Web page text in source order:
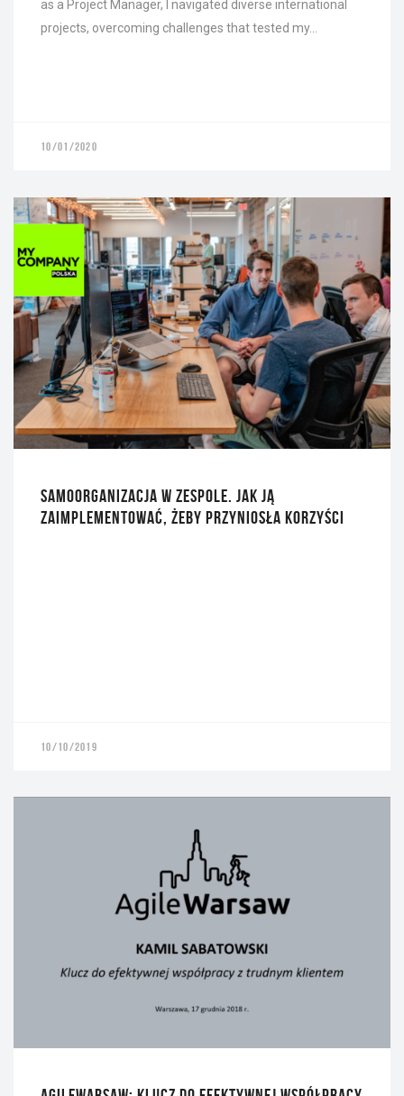
as a Project Manager, I navigated diverse international
projects, overcoming challenges that tested my…
10/01/2020
SAMOORGANIZACJA W ZESPOLE. JAK JĄ
ZAIMPLEMENTOWAĆ, ŻEBY PRZYNIOSŁA KORZYŚCI
10/10/2019